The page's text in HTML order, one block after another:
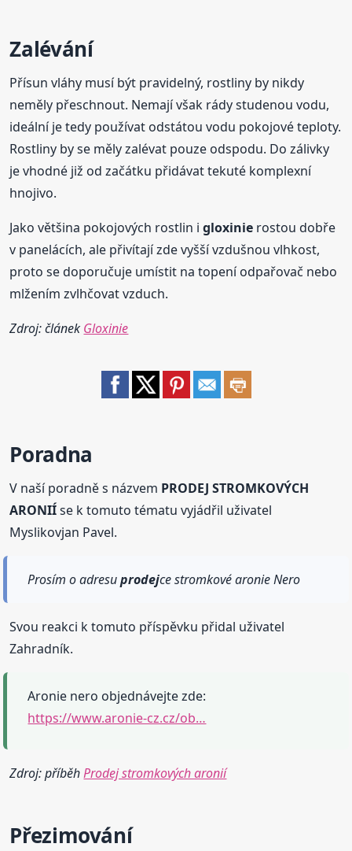
Zalévání
Přísun vláhy musí být pravidelný, rostliny by nikdy
neměly přeschnout. Nemají však rády studenou vodu,
ideální je tedy používat odstátou vodu pokojové teploty.
Rostliny by se měly zalévat pouze odspodu. Do zálivky
je vhodné již od začátku přidávat tekuté komplexní
hnojivo.
Jako většina pokojových rostlin igloxinie rostou dobře
v panelácích, ale přivítají zde vyšší vzdušnou vlhkost,
proto se doporučuje umístit na topení odpařovač nebo
mlžením zvlhčovat vzduch.
Zdroj: článek Gloxinie
Poradna
V naší poradně s názvem PRODEJ STROMKOVÝCH
ARONIÍse k tomuto tématu vyjádřil uživatel
Myslikovjan Pavel.
Prosím o adresuprodejce stromkové aronie Nero
Svou reakci k tomuto příspěvku přidal uživatel
Zahradník.
Aronie nero objednávejte zde:
https://www.aronie-cz.cz/ob…
Zdroj: příběhProdej stromkových aronií
Přezimování